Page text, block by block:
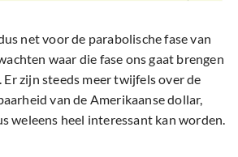
net voor de parabolische fase van
waar die fase ons gaat brengen
zijn steeds meer twijfels over de
van de Amerikaanse dollar,
weleens heel interessant kan worden.